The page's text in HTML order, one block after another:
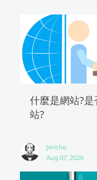
什麼是網站?
站?
Jericho
Aug 07, 2026